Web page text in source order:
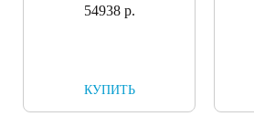
54938 р.
КУПИТЬ